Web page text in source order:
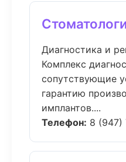
Диагностика и
Комплекс
сопутствующие
гарантию
имплантов....
Телефон: 8 (947)